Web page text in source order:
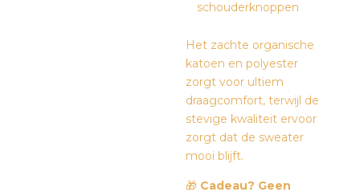
schouderknoppen
Het zachte organische
katoen en polyester
zorgt voor ultiem
draagcomfort, terwijl de
stevige kwaliteit ervoor
zorgt dat de sweater
mooi blijft.
🎁 Cadeau? Geen